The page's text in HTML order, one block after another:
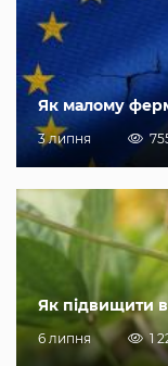
Як малому
3 липня
Як підвищити
6 липня 1